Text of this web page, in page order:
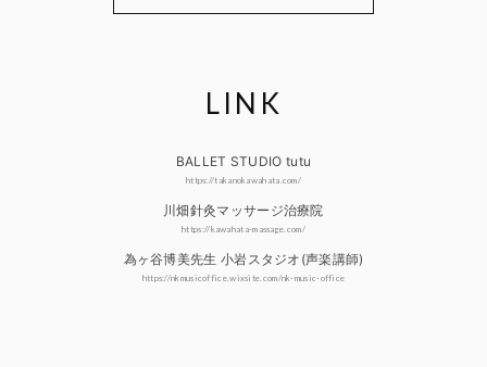
LINK
BALLET STUDIO tutu
https://takanokawahata.com/
川畑針灸マッサージ治療院
https://kawahata-massage.com/
為ヶ谷博美先生 小岩スタジオ(声楽講師)
https://nkmusicoffice.wixsite.com/nk-music-office